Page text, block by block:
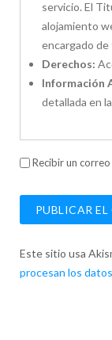
servicio. El
alojamiento
encargado
Derechos:
Información
detallada en la
Recibir un
Este sitio usa
procesan los